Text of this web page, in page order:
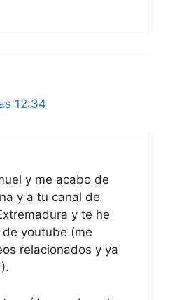
12:34
y me acabo de
y a tu canal de
y te he
youtube (me
relacionados y ya